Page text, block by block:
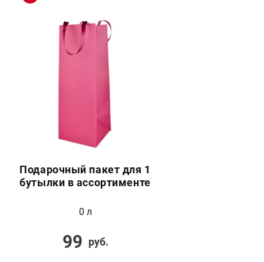
Подарочный пакет для 1
бутылки в ассортименте
0 л
99 руб.